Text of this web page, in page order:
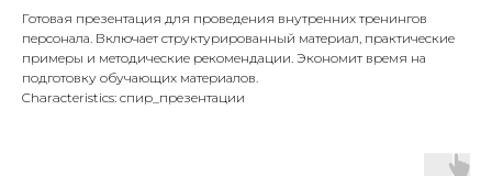
Готовая презентация для проведения внутренних тренингов
персонала. Включает структурированный материал, практические
примеры и методические рекомендации. Экономит время на
подготовку обучающих материалов.
Characteristics: спир_презентации